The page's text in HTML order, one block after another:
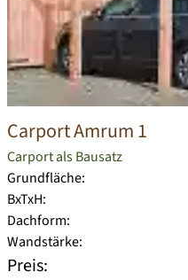
Carport Amrum 1
Carport als Bausatz
Grundfläche:
BxTxH:
Dachform:
Wandstärke:
Preis: